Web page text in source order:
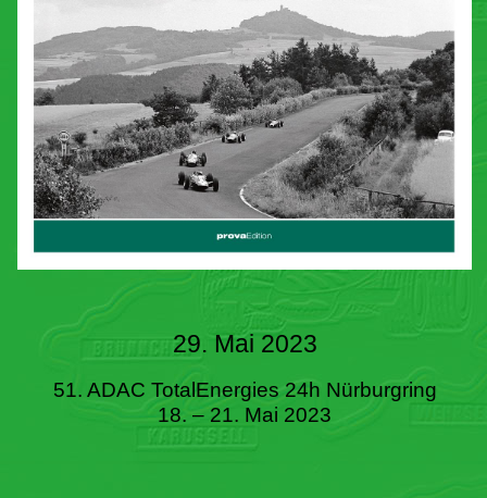
29. Mai 2023
51. ADAC TotalEnergies 24h Nürburgring
18. – 21. Mai 2023